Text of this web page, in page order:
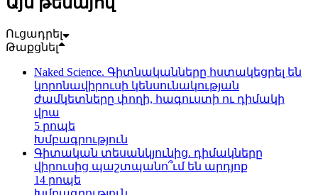
Ուցադրել
Թաքցնել
Naked Science. Գիտնականները հստակեցրել են
կորոնավիրուսի կենսունակության
ժամկետները փողի, հագուստի ու դիմակի
վրա
5 րոպե
Խմբագրություն
Գիտական տեսանկյունից. դիմակները
վիրուսից պաշտպանո՞ւմ են արդյոք
14 րոպե